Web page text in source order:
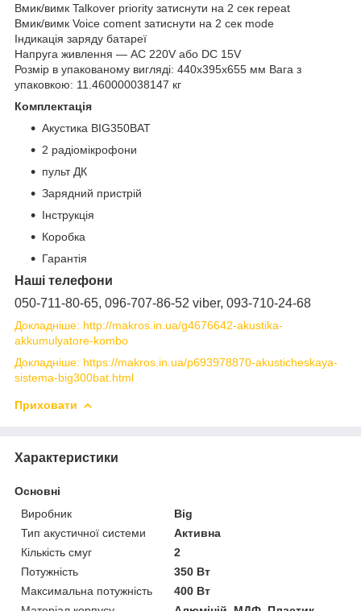
Вмик/вимк Talkover priority затиснути на 2 сек repeat
Вмик/вимк Voice coment затиснути на 2 сек mode
Індикація заряду батареї
Напруга живлення — AC 220V або DC 15V
Розмір в упакованому вигляді: 440x395x655 мм Вага з
упаковкою: 11.460000038147 кг
Комплектація
Акустика BIG350BAT
2 радіомікрофони
пульт ДК
Зарядний пристрій
Інструкція
Коробка
Гарантія
Наші телефони
050-711-80-65, 096-707-86-52 viber, 093-710-24-68
Докладніше: http://makros.in.ua/g4676642-akustika-
akkumulyatore-kombo
Докладніше: https://makros.in.ua/p693978870-akusticheskaya-
sistema-big300bat.html
Приховати
Характеристики
Основні
Виробник
Big
Тип акустичної системи
Активна
Кількість смуг
2
Потужність
350 Вт
Максимальна потужність
400 Вт